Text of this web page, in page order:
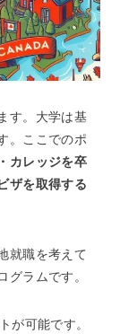
す。大学は基
。ここでのポ
カレッジを卒
ザを取得する
就職を考えて
グラムです。
が可能です。